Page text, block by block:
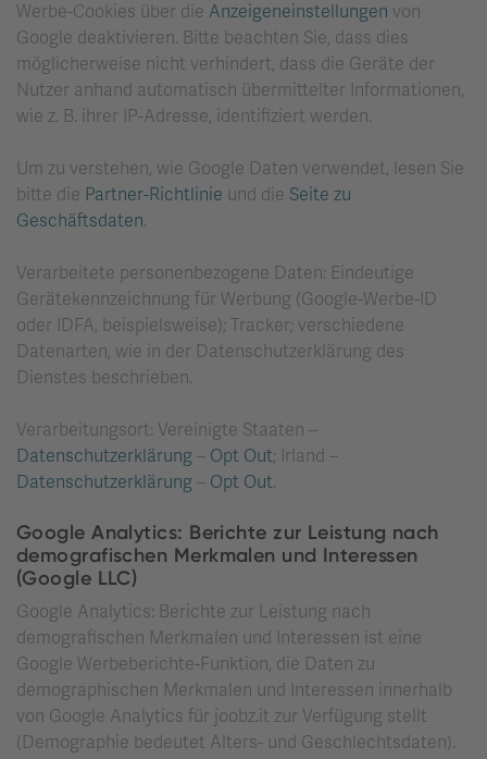
Werbe-Cookies über die Anzeigeneinstellungen von
Google deaktivieren. Bitte beachten Sie, dass dies
möglicherweise nicht verhindert, dass die Geräte der
Nutzer anhand automatisch übermittelter Informationen,
wie z. B. ihrer IP-Adresse, identifiziert werden.
Um zu verstehen, wie Google Daten verwendet, lesen Sie
bitte die Partner-Richtlinie und die Seite zu
Geschäftsdaten.
Verarbeitete personenbezogene Daten: Eindeutige
Gerätekennzeichnung für Werbung (Google-Werbe-ID
oder IDFA, beispielsweise); Tracker; verschiedene
Datenarten, wie in der Datenschutzerklärung des
Dienstes beschrieben.
Verarbeitungsort: Vereinigte Staaten –
Datenschutzerklärung – Opt Out; Irland –
Datenschutzerklärung – Opt Out.
Google Analytics: Berichte zur Leistung nach
demografischen Merkmalen und Interessen
(Google LLC)
Google Analytics: Berichte zur Leistung nach
demografischen Merkmalen und Interessen ist eine
Google Werbeberichte-Funktion, die Daten zu
demographischen Merkmalen und Interessen innerhalb
von Google Analytics für joobz.it zur Verfügung stellt
(Demographie bedeutet Alters- und Geschlechtsdaten).